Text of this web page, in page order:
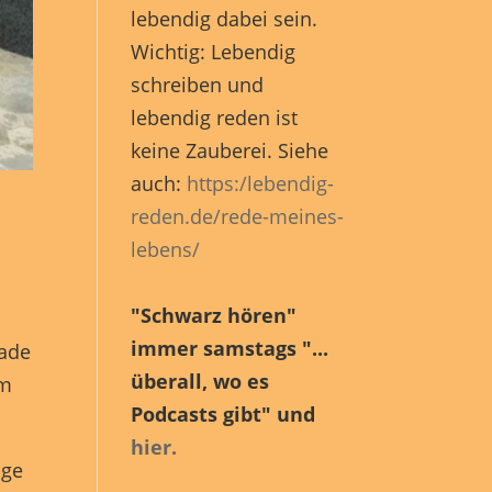
lebendig dabei sein.
Wichtig: Lebendig
schreiben und
lebendig reden ist
keine Zauberei. Siehe
auch: https:/lebendig-
reden.de/rede-meines-
lebens/
"Schwarz hören"
immer samstags "...
überall, wo es
Podcasts gibt" und
hier.
Zurück
Marketing